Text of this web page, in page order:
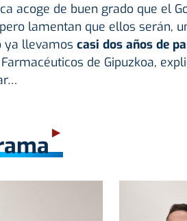
acoge de buen grado que el
lamentan que ellos serán,
ya llevamos casi dos años de
de Gipuzkoa,